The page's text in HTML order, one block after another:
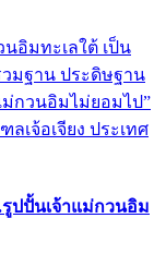
อิมทะเลใต้ เป็น
วมฐาน ประดิษฐาน
ม่กวนอิมไม่ยอมไป”
เจ้อเจียง ประเทศ
ปปั้นเจ้าแม่กวนอิม